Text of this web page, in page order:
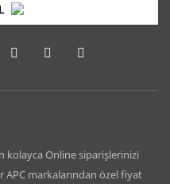
kolayca Online siparişlerinizi
markalarından özel fiyat